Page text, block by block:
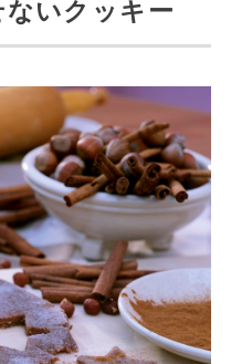
いクッキー